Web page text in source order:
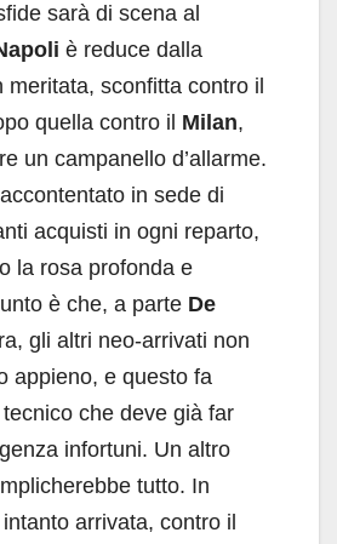
sarà di scena al
è reduce dalla
meritata, sconfitta contro il
quella contro il Milan,
un campanello d’allarme.
in sede di
acquisti in ogni reparto,
la rosa profonda e
è che, a parte De
gli altri neo-arrivati non
appieno, e questo fa
che deve già far
infortuni. Un altro
tutto. In
arrivata, contro il